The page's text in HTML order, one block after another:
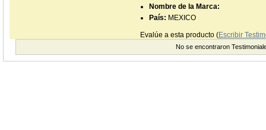
Nombre de la Marca:
País: MEXICO
Evalúe a esta producto (Escribir
No se encontraron